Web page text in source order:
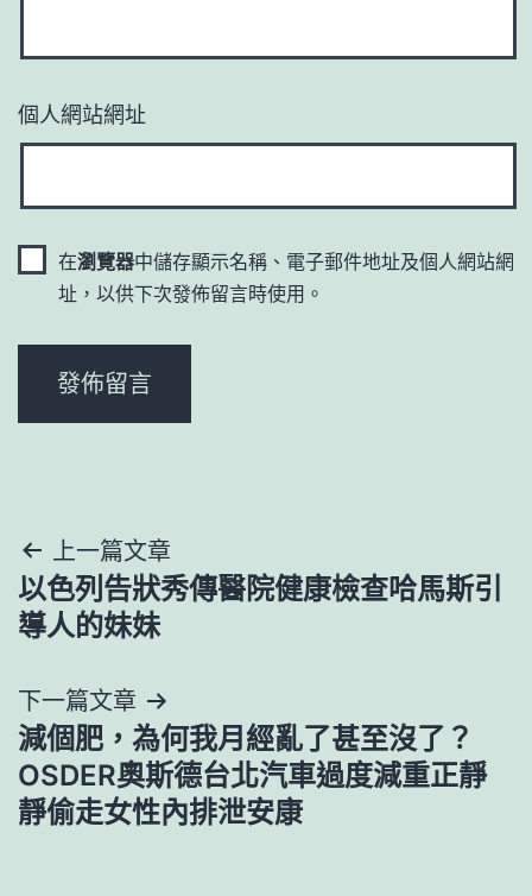
個人網站網址
在瀏覽器中儲存顯示名稱、電子郵件地址及個人網站網
址，以供下次發佈留言時使用。
文
章
覽
上一篇文章
以色列告狀秀傳醫院健康檢查哈馬斯引
導人的妹妹
下一篇文章
減個肥，為何我月經亂了甚至沒了？
OSDER奧斯德台北汽車過度減重正靜
靜偷走女性內排泄安康